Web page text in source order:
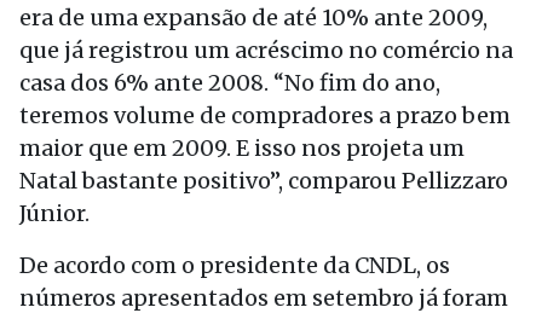
era de uma expansão de até 10% ante 2009,
que já registrou um acréscimo no comércio na
casa dos 6% ante 2008. “No fim do ano,
teremos volume de compradores a prazo bem
maior que em 2009. E isso nos projeta um
Natal bastante positivo”, comparou Pellizzaro
Júnior.
De acordo com o presidente da CNDL, os
números apresentados em setembro já foram